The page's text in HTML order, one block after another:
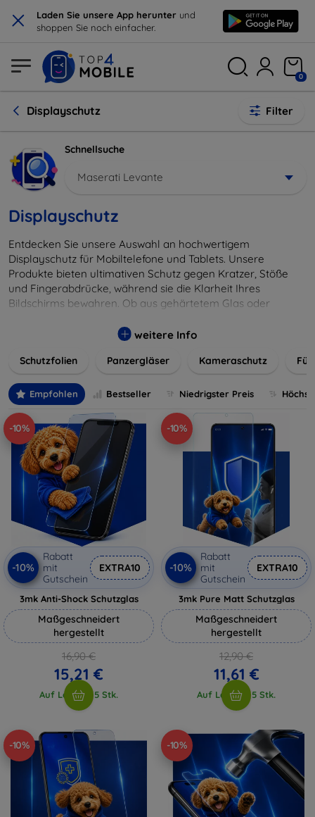
× Laden Sie unsere App herunter und
shoppen Sie noch einfacher.
0
Displayschutz Filter
Schnellsuche
Maserati Levante
Displayschutz
Entdecken Sie unsere Auswahl an hochwertigem
Displayschutz für Mobiltelefone und Tablets. Unsere
Produkte bieten ultimativen Schutz gegen Kratzer, Stöße
und Fingerabdrücke, während sie die Klarheit Ihres
Bildschirms bewahren. Ob aus gehärtetem Glas oder
installieren und passgenau für jedes Gerät, um eine
wertvolles Gerät mit unseren langlebigen und zuverlässigen
digitales Erlebnis.
weitere Info
Schutzfolien Panzergläser Kameraschutz
Empfohlen Bestseller Niedrigster Preis
-10%
-10%
Rabatt
mit
Gutschein
EXTRA10
3mk Anti-Shock Schutzglas
Maßgeschneidert
hergestellt
16,90 €
15,21 €
Auf Lager > 5 Stk.
-10%
-10%
Rabatt
mit
Gutschein
EXTRA10
3mk Pure Matt Schutzglas
Maßgeschneidert
hergestellt
12,90 €
11,61 €
Auf Lager > 5 Stk.
-10% -10%